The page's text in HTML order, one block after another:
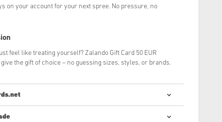
on your account for your next spree. No pressure, no
feel like treating yourself? Zalando Gift Card 50 EUR
the gift of choice – no guessing sizes, styles, or brands.
códigos digitais é rápido e fácil: